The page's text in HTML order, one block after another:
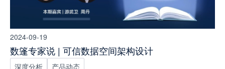
2024-09-19
数篷专家说 | 可信数据空间架构设计
深度分析 产品动态